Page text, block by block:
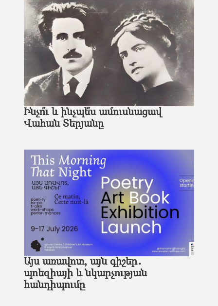
Ինչո՞ւ և ինչպե՞ս ամուսնացավ
Վահան Տերյանը
Այս առավոտ, այն գիշեր․
պոեզիայի և նկարչության
հանդիպումը